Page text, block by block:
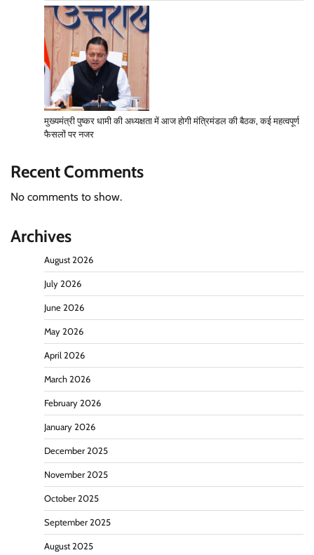
मुख्यमंत्री पुष्कर धामी की अध्यक्षता में आज होगी मंत्रिमंडल की बैठक, कई महत्वपूर्ण
फैसलों पर नजर
Recent Comments
No comments to show.
Archives
August 2026
July 2026
June 2026
May 2026
April 2026
March 2026
February 2026
January 2026
December 2025
November 2025
October 2025
September 2025
August 2025